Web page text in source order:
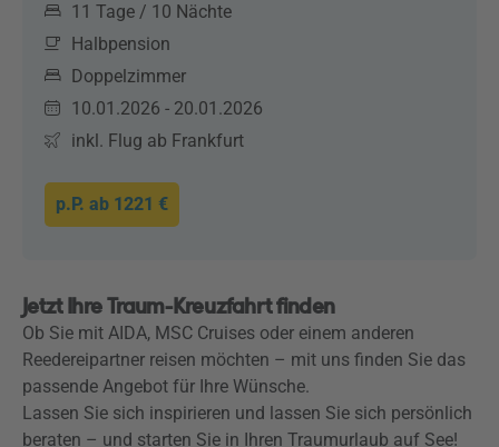
11 Tage / 10 Nächte
Halbpension
Doppelzimmer
10.01.2026 - 20.01.2026
inkl. Flug ab Frankfurt
p.P. ab 1221 €
Jetzt Ihre Traum-Kreuzfahrt finden
Ob Sie mit AIDA, MSC Cruises oder einem anderen
Reedereipartner reisen möchten – mit uns finden Sie das
passende Angebot für Ihre Wünsche.
Lassen Sie sich inspirieren und lassen Sie sich persönlich
beraten – und starten Sie in Ihren Traumurlaub auf See!